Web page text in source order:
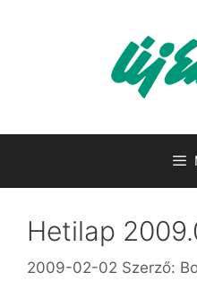
Hetilap
2009-02-02 Szerző: